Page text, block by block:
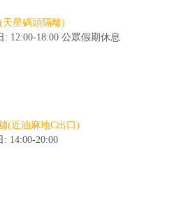
天星碼頭隔離)
12:00-18:00 公眾假期休息
(近油麻地C出口)
14:00-20:00